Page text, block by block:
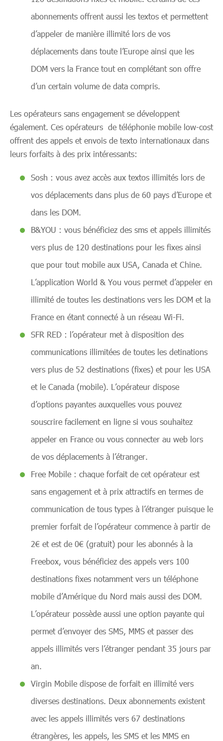
abonnements offrent aussi les textos et permettent
d’appeler de manière illimité lors de vos
déplacements dans toute l’Europe ainsi que les
DOM vers la France tout en complétant son offre
d’un certain volume de data compris.
Les opérateurs sans engagement se développent
également. Ces opérateurs de téléphonie mobile low-cost
offrent des appels et envois de texto internationaux dans
leurs forfaits à des prix intéressants:
Sosh : vous avez accès aux textos illimités lors de
vos déplacements dans plus de 60 pays d’Europe et
dans les DOM.
B&YOU : vous bénéficiez des sms et appels illimités
vers plus de 120 destinations pour les fixes ainsi
que pour tout mobile aux USA, Canada et Chine.
L’application World & You vous permet d’appeler en
illimité de toutes les destinations vers les DOM et la
France en étant connecté à un réseau Wi-Fi.
SFR RED : l’opérateur met à disposition des
communications illimitées de toutes les detinations
vers plus de 52 destinations (fixes) et pour les USA
et le Canada (mobile). L’opérateur dispose
d’options payantes auxquelles vous pouvez
souscrire facilement en ligne si vous souhaitez
appeler en France ou vous connecter au web lors
de vos déplacements à l’étranger.
Free Mobile : chaque forfait de cet opérateur est
sans engagement et à prix attractifs en termes de
communication de tous types à l’étranger puisque le
premier forfait de l’opérateur commence à partir de
2€ et est de 0€ (gratuit) pour les abonnés à la
Freebox, vous bénéficiez des appels vers 100
destinations fixes notamment vers un téléphone
mobile d’Amérique du Nord mais aussi des DOM.
L’opérateur possède aussi une option payante qui
permet d’envoyer des SMS, MMS et passer des
appels illimités vers l’étranger pendant 35 jours par
an.
Virgin Mobile dispose de forfait en illimité vers
diverses destinations. Deux abonnements existent
avec les appels illimités vers 67 destinations
étrangères, les appels, les SMS et les MMS en